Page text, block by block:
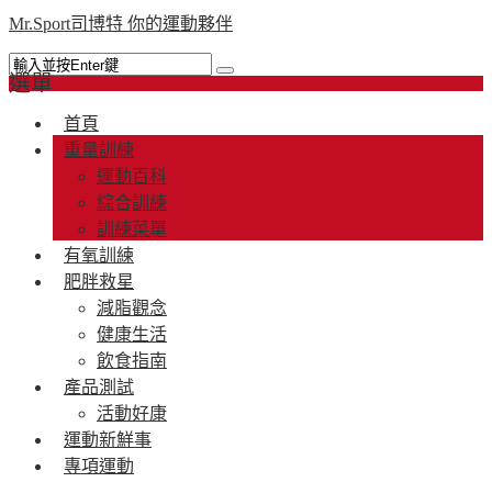
Mr.Sport司博特 你的運動夥伴
選單
首頁
重量訓練
運動百科
綜合訓練
訓練菜單
有氧訓練
肥胖救星
減脂觀念
健康生活
飲食指南
產品測試
活動好康
運動新鮮事
專項運動